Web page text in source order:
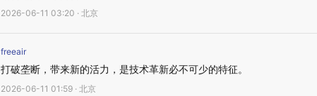
2026-06-11 03:20 · 北京
freeair
打破垄断，带来新的活力，是技术革新必不可少的特征。
2026-06-11 01:59 · 北京